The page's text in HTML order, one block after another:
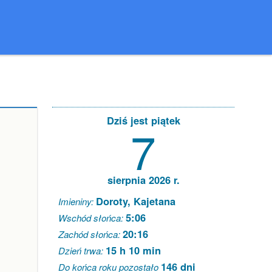
Dziś jest piątek
7
sierpnia 2026 r.
Imieniny: Doroty, Kajetana
Wschód słońca:5:06
Zachód słońca:20:16
Dzień trwa: 15 h 10 min
Do końca roku pozostało 146 dni